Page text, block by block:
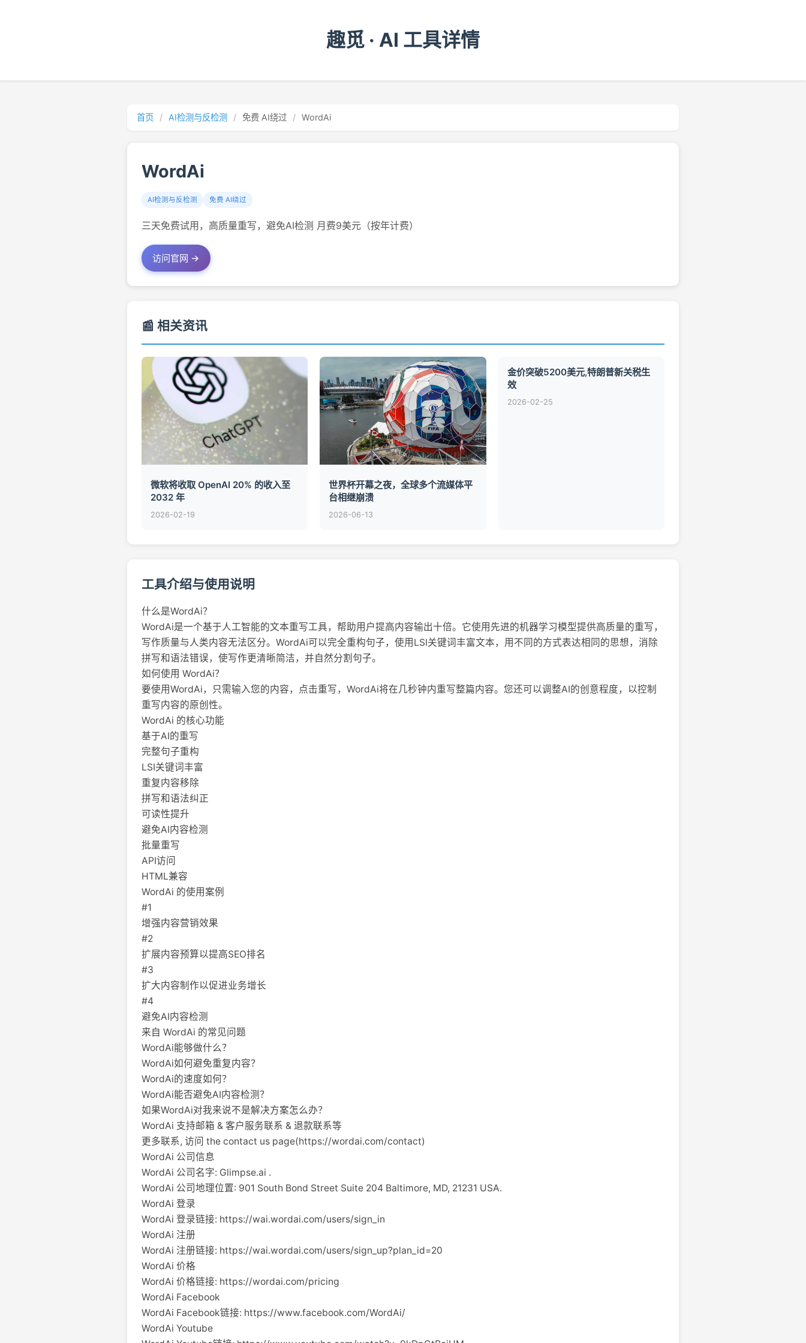
趣觅 · AI 工具详情
首页 / AI检测与反检测 / 免费 AI绕过 / WordAi
WordAi
AI检测与反检测 免费 AI绕过
三天免费试用，高质量重写，避免AI检测 月费9美元（按年计费）
访问官网 →
📰 相关资讯
微软将收取 OpenAI 20% 的收入至
2032 年
2026-02-19
世界杯开幕之夜，全球多个流媒体平
台相继崩溃
2026-06-13
金价突破5200美元,特朗普新关税生
效
2026-02-25
工具介绍与使用说明
什么是WordAi？
WordAi是一个基于人工智能的文本重写工具，帮助用户提高内容输出十倍。它使用先进的机器学习模型提供高质量的重写，
写作质量与人类内容无法区分。WordAi可以完全重构句子，使用LSI关键词丰富文本，用不同的方式表达相同的思想，消除
拼写和语法错误，使写作更清晰简洁，并自然分割句子。
如何使用 WordAi？
要使用WordAi，只需输入您的内容，点击重写，WordAi将在几秒钟内重写整篇内容。您还可以调整AI的创意程度，以控制
重写内容的原创性。
WordAi 的核心功能
基于AI的重写
完整句子重构
LSI关键词丰富
重复内容移除
拼写和语法纠正
可读性提升
避免AI内容检测
批量重写
API访问
HTML兼容
WordAi 的使用案例
#1
增强内容营销效果
#2
扩展内容预算以提高SEO排名
#3
扩大内容制作以促进业务增长
#4
避免AI内容检测
来自 WordAi 的常见问题
WordAi能够做什么？
WordAi如何避免重复内容？
WordAi的速度如何？
WordAi能否避免AI内容检测？
如果WordAi对我来说不是解决方案怎么办？
WordAi 支持邮箱 & 客户服务联系 & 退款联系等
更多联系, 访问 the contact us page(https://wordai.com/contact)
WordAi 公司信息
WordAi 公司名字: Glimpse.ai .
WordAi 公司地理位置: 901 South Bond Street Suite 204 Baltimore, MD, 21231 USA.
WordAi 登录
WordAi 登录链接: https://wai.wordai.com/users/sign_in
WordAi 注册
WordAi 注册链接: https://wai.wordai.com/users/sign_up?plan_id=20
WordAi 价格
WordAi 价格链接: https://wordai.com/pricing
WordAi Facebook
WordAi Facebook链接: https://www.facebook.com/WordAi/
WordAi Youtube